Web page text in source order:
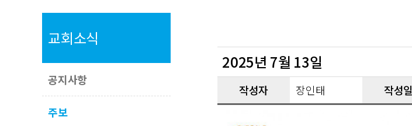
교회소식
공지사항
주보
2025년 7월 13일
작성자 장인태 작성일